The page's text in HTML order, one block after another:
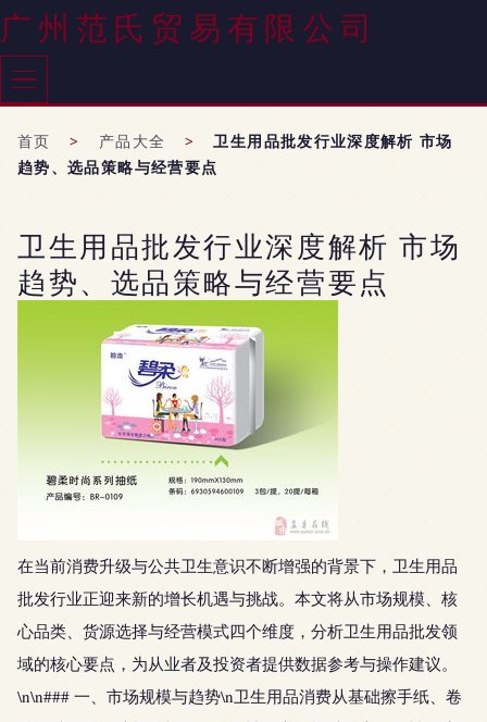
广州范氏贸易有限公司
首页 > 产品大全 >
卫生用品批发行业深度解析 市场
趋势、选品策略与经营要点
卫生用品批发行业深度解析 市场
趋势、选品策略与经营要点
在当前消费升级与公共卫生意识不断增强的背景下，卫生用品
批发行业正迎来新的增长机遇与挑战。本文将从市场规模、核
心品类、货源选择与经营模式四个维度，分析卫生用品批发领
域的核心要点，为从业者及投资者提供数据参考与操作建议。
\n\n### 一、市场规模与趋势\n卫生用品消费从基础擦手纸、卷